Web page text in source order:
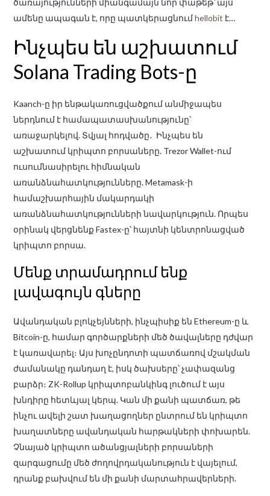
ամենը ապագան է, որը պատկերացնումhellobit է…
Ինչպես են աշխատում
Solana Trading Bots-ը
Kaanch-ը իր ենթակառուցվածքում անմիջապես
ներդնում է համապատասխանությունը՝
առաջարկելով. Տվյալ հոդվածը․ Ինչպես են
աշխատում կրիպտո բորսաները. Trezor Wallet-ում
ուսումնասիրելու հիմնական
առանձնահատկությունները. Metamask-ի
համաշխարհային մակարդակի
առանձնահատկությունների նավարկություն. Որպես
օրինակ վերցնենք Fastex-ը՝ հայտնի կենտրոնացված
կրիպտո բորսա.
Մենք տրամադրում ենք
լավագույն գները
Ավանդական բլոկչեյնների, ինչպիսիք են Ethereum-ը և
Bitcoin-ը, համար գործարքների մեծ ծավալները դժվար
է կառավարել։ Այս խոչընդոտի պատճառով մշակման
ժամանակը դանդաղ է, իսկ ծախսերը՝ չափազանց
բարձր։ ZK-Rollup կրիպտոբանկինգ լուծում է այս
խնդիրը հետևյալ կերպ. Կան մի քանի պատճառ, թե
ինչու ավելի շատ խաղացողներ ընտրում են կրիպտո
խաղատները ավանդական հարթակների փոխարեն.
Չնայած կրիպտո ածանցյալների բորսաների
զարգացումը մեծ ժողովրդականություն է վայելում,
դրանք բախվում են մի քանի մարտահրավերների.